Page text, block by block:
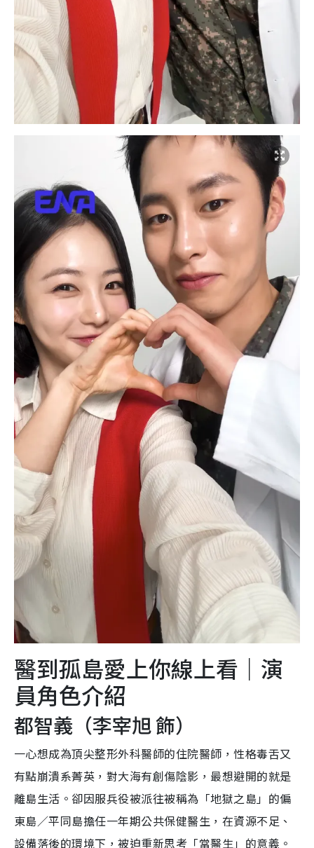
醫到孤島愛上你線上看｜演
員角色介紹
都智義（李宰旭 飾）
一心想成為頂尖整形外科醫師的住院醫師，性格毒舌又
有點崩潰系菁英，對大海有創傷陰影，最想避開的就是
離島生活。卻因服兵役被派往被稱為「地獄之島」的偏
東島／平同島擔任一年期公共保健醫生，在資源不足、
設備落後的環境下，被迫重新思考「當醫生」的意義。